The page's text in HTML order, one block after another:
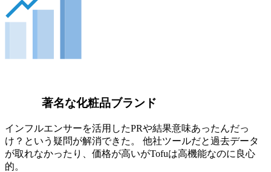
著名な化粧品ブランド
インフルエンサーを活用したPRや結果意味あったんだっ
け？という疑問が解消できた。 他社ツールだと過去データ
が取れなかったり、価格が高いがTofuは高機能なのに良心
的。